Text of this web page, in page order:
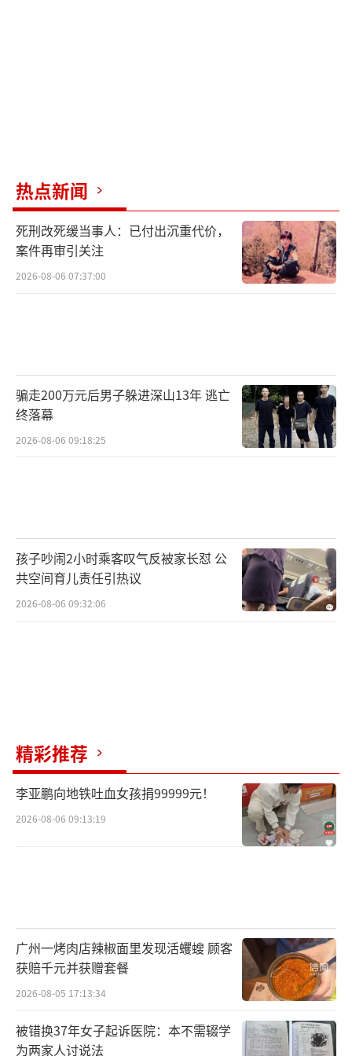
该事件可追溯到2024年7月11日，当时兰
院。一审判决认定兰世立的言论无事实依据，
要求他在抖音及今日头条网络平台连续七天刊
登声明并赔礼道歉，消除侵权行为对原告造成
的影响，并支付1万元赔偿款及2万元律师费。
公司不会在对方履行义务的情况下申请冻结其
账户。值得注意的是，兰世立在发布会上并未
提及多支付的款项是否已经返还，只是强调自
己支付了10万元（被判赔偿金额为3.07万
热点新闻
死刑改死缓当事人：已付出沉重代价，
案件再审引关注
2026-08-06 07:37:00
骗走200万元后男子躲进深山13年 逃亡
终落幕
2026-08-06 09:18:25
孩子吵闹2小时乘客叹气反被家长怼 公
共空间育儿责任引热议
2026-08-06 09:32:06
精彩推荐
李亚鹏向地铁吐血女孩捐99999元！
2026-08-06 09:13:19
广州一烤肉店辣椒面里发现活蠼螋 顾客
获赔千元并获赠套餐
2026-08-05 17:13:34
被错换37年女子起诉医院：本不需辍学
为两家人讨说法